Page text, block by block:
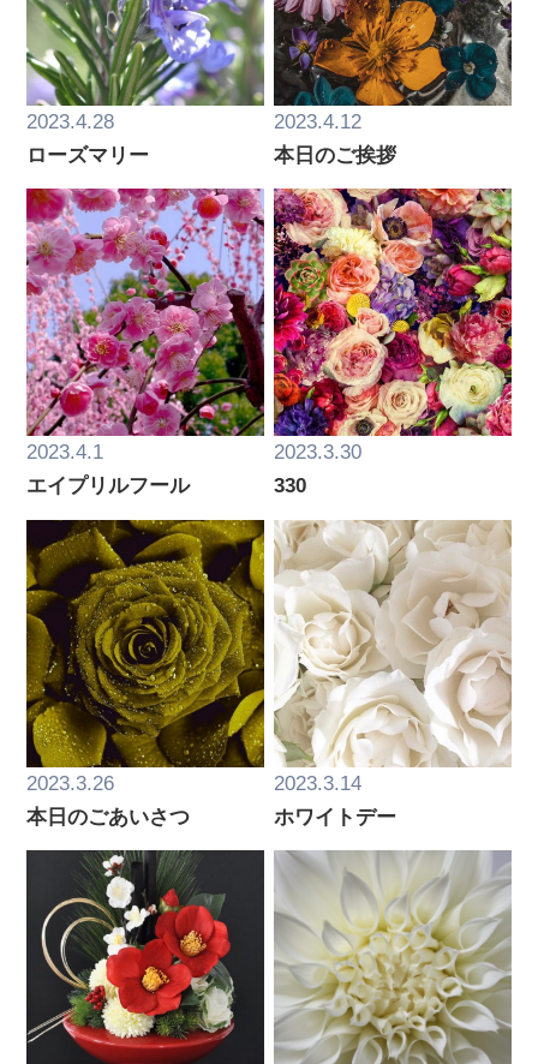
2023.4.28
ローズマリー
2023.4.12
本日のご挨拶
2023.4.1
エイプリルフール
2023.3.30
330
2023.3.26
本日のごあいさつ
2023.3.14
ホワイトデー